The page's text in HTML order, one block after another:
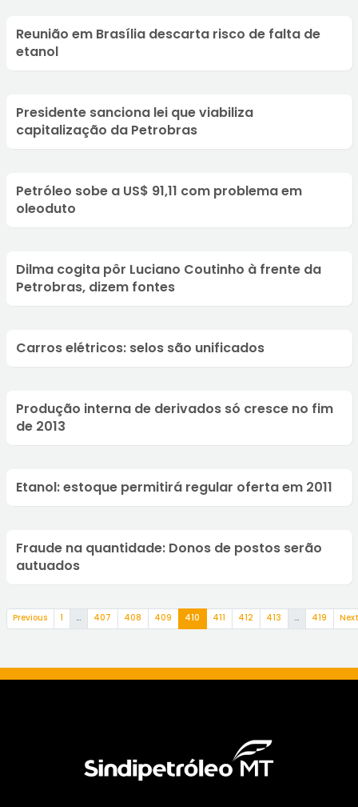
Reunião em Brasília descarta risco de falta de
etanol
Presidente sanciona lei que viabiliza
capitalização da Petrobras
Petróleo sobe a US$ 91,11 com problema em
oleoduto
Dilma cogita pôr Luciano Coutinho à frente da
Petrobras, dizem fontes
Carros elétricos: selos são unificados
Produção interna de derivados só cresce no fim
de 2013
Etanol: estoque permitirá regular oferta em 2011
Fraude na quantidade: Donos de postos serão
autuados
Previous 1 … 407 408 409 410 (current)
411 412 413 … 419 Next